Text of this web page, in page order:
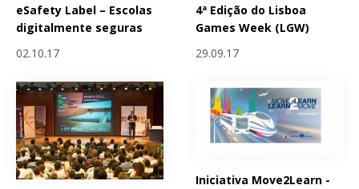
eSafety Label – Escolas
digitalmente seguras
02.10.17
4ª Edição do Lisboa
Games Week (LGW)
29.09.17
Iniciativa Move2Learn -